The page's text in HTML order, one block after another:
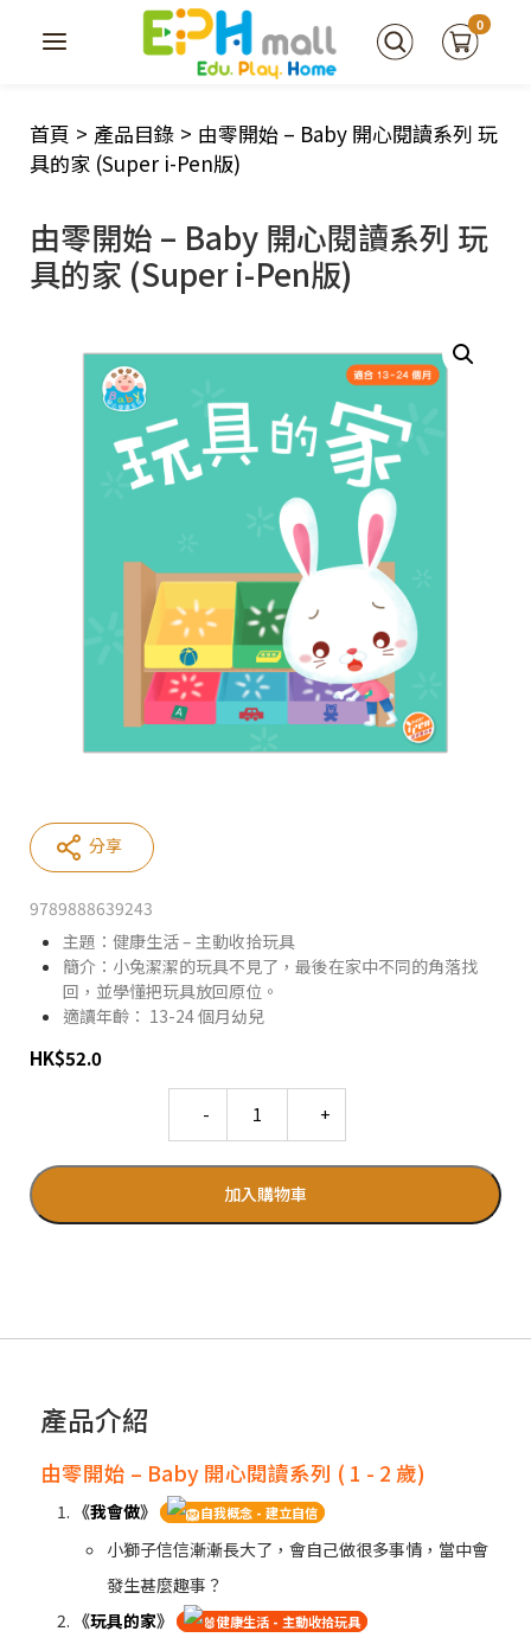
0
首頁 > 產品目錄 > 由零開始 – Baby 開心閱讀系列 玩
具的家 (Super i-Pen版)
由零開始 – Baby 開心閱讀系列 玩
具的家 (Super i-Pen版)
9789888639243
主題：健康生活 – 主動收拾玩具
簡介：小兔潔潔的玩具不見了，最後在家中不同的角落找
回，並學懂把玩具放回原位。
適讀年齡： 13-24 個月幼兒
HK$52.0
加入購物車
分享
產品介紹
由零開始 – Baby 開心閱讀系列 ( 1 - 2 歲)
《我會做》 自我概念 - 建立自信
小獅子信信漸漸長大了，會自己做很多事情，當中會
發生甚麼趣事？
《玩具的家》 健康生活 - 主動收拾玩具